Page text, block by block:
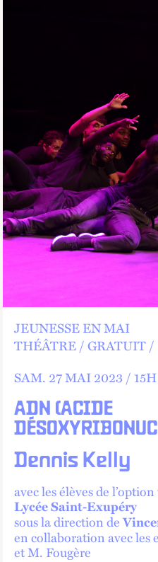
ADN (ACIDE
Dennis Kelly
JEUNESSE EN MAI
THÉÂTRE GRATUIT
SAM. 27 MAI 2023 /15H
avec les élèves de
Lycée Saint-Exupéry
sous la direction de
en collaboration avec les
et M. Fougère